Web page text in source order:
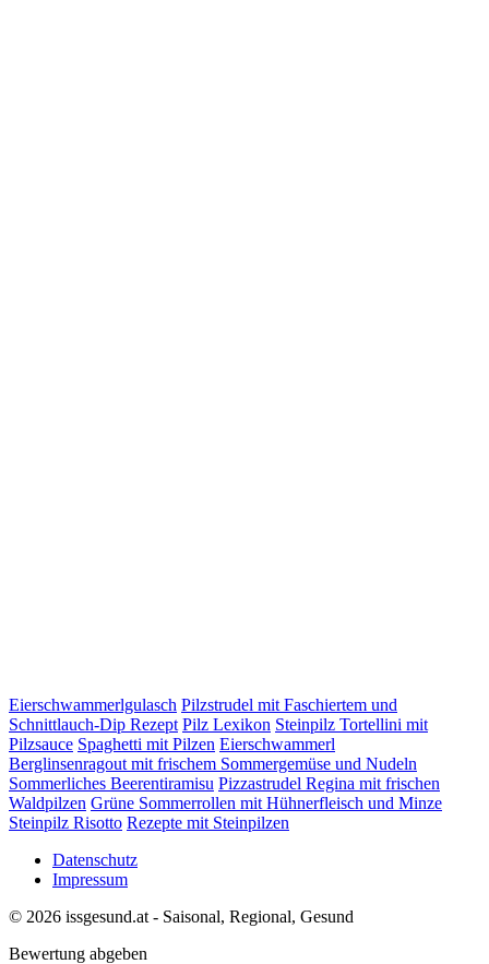
Eierschwammerlgulasch Pilzstrudel mit Faschiertem und
Schnittlauch-Dip Rezept Pilz Lexikon Steinpilz Tortellini mit
Pilzsauce Spaghetti mit Pilzen Eierschwammerl
Berglinsenragout mit frischem Sommergemüse und Nudeln
Sommerliches Beerentiramisu Pizzastrudel Regina mit frischen
Waldpilzen Grüne Sommerrollen mit Hühnerfleisch und Minze
Steinpilz Risotto Rezepte mit Steinpilzen
Datenschutz
Impressum
© 2026 issgesund.at - Saisonal, Regional, Gesund
Bewertung abgeben